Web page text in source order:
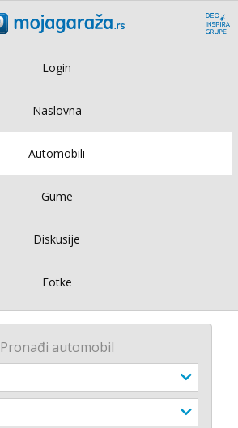
Login
Naslovna
Automobili
Gume
Diskusije
Fotke
Pronađi automobil